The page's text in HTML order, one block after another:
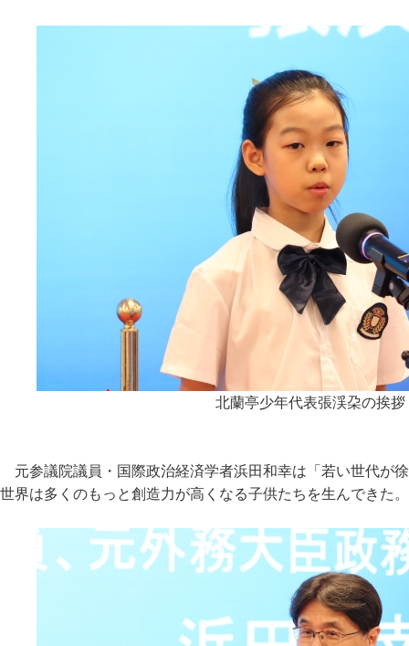
北蘭亭少年代表張渓朶の挨拶
元参議院議員・国際政治経済学者浜田和幸は「若い世代が
世界は多くのもっと創造力が高くなる子供たちを生んできた